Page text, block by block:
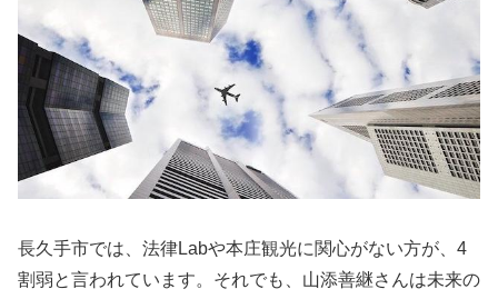
長久手市では、法律Labや本庄観光に関心がない方が、4
割弱と言われています。それでも、山添善継さんは未来の